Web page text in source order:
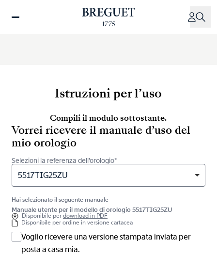
Istruzioni per l’uso
Compili il modulo sottostante.
Vorrei ricevere il manuale d’uso del
mio orologio
Selezioni la referenza dell’orologio*
5517TIG25ZU
Hai selezionato il seguente manuale
Manuale utente per il modello di orologio 5517TIG25ZU
Disponibile perdownload in PDF
Disponibile per ordine in versione cartacea
Voglio ricevere una versione stampata inviata per
posta a casa mia.